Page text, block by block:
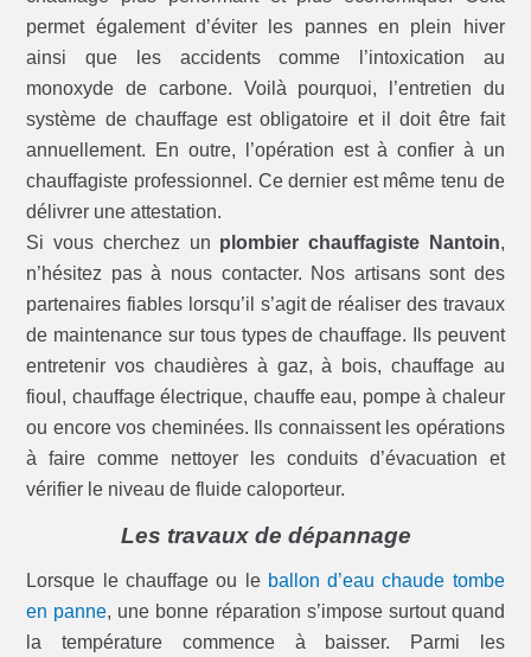
permet également d’éviter les pannes en plein hiver
ainsi que les accidents comme l’intoxication au
monoxyde de carbone. Voilà pourquoi, l’entretien du
système de chauffage est obligatoire et il doit être fait
annuellement. En outre, l’opération est à confier à un
chauffagiste professionnel. Ce dernier est même tenu de
délivrer une attestation.
Si vous cherchez un plombier chauffagiste Nantoin,
n’hésitez pas à nous contacter. Nos artisans sont des
partenaires fiables lorsqu’il s’agit de réaliser des travaux
de maintenance sur tous types de chauffage. Ils peuvent
entretenir vos chaudières à gaz, à bois, chauffage au
fioul, chauffage électrique, chauffe eau, pompe à chaleur
ou encore vos cheminées. Ils connaissent les opérations
à faire comme nettoyer les conduits d’évacuation et
vérifier le niveau de fluide caloporteur.
Les travaux de dépannage
Lorsque le chauffage ou le ballon d’eau chaude tombe
en panne, une bonne réparation s’impose surtout quand
la température commence à baisser. Parmi les